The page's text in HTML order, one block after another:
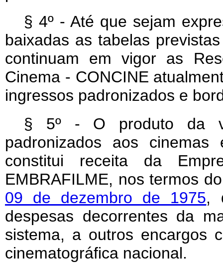
§ 4º - Até que sejam
baixadas as tabelas
continuam em vigor as
Cinema - CONCINE
ingressos padronizados e
§ 5º - O produto da
padronizados aos
constitui receita da
EMBRAFILME, nos termos
09 de dezembro de 1975,
despesas decorrentes da
sistema, a outros encargos
cinematográfica nacional.